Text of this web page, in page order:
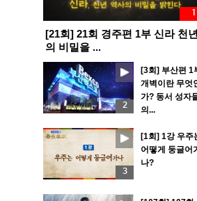
1
[21회] 21회 경주편 1부 신라 천
의 비밀을 ...
2
[3회] 부산편 1
개벽이란 무엇
가? 동서 성자
의...
3
[1회] 1강 우주
어떻게 둥글어
나?